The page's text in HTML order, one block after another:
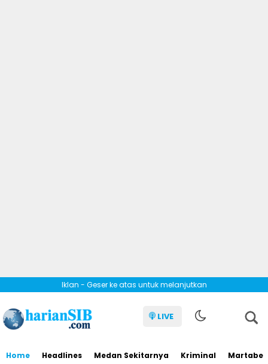
Iklan - Geser ke atas untuk melanjutkan
LIVE
Home Headlines Medan Sekitarnya Kriminal Martabe